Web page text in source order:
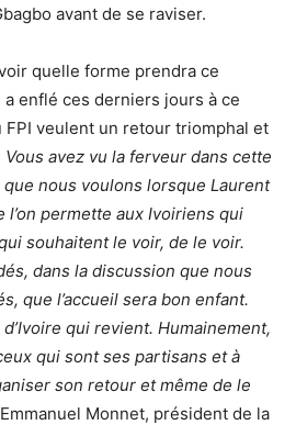
avant de se raviser.
quelle forme prendra ce
enflé ces derniers jours à ce
FPI veulent un retour triomphal et
Vous avez vu la ferveur dans cette
que nous voulons lorsque Laurent
l’on permette aux Ivoiriens qui
souhaitent le voir, de le voir.
dans la discussion que nous
que l’accueil sera bon enfant.
qui revient. Humainement,
qui sont ses partisans et à
son retour et même de le
Monnet, président de la